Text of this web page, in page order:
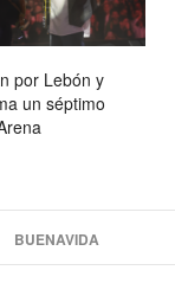
por Lebón y
un séptimo
BUENAVIDA